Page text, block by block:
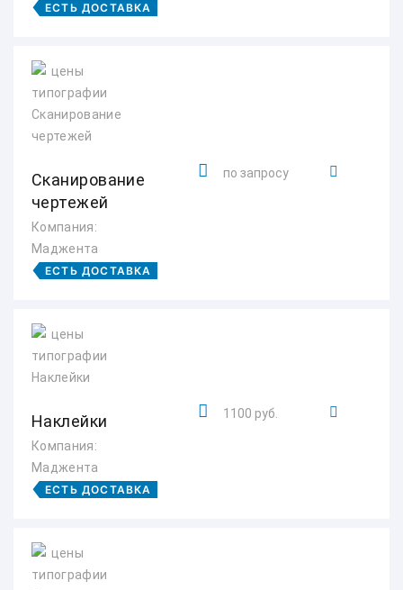
ЕСТЬ ДОСТАВКА
Сканирование
чертежей
Компания:
Маджента
ЕСТЬ ДОСТАВКА
по запросу
Наклейки
Компания:
Маджента
ЕСТЬ ДОСТАВКА
1100 руб.